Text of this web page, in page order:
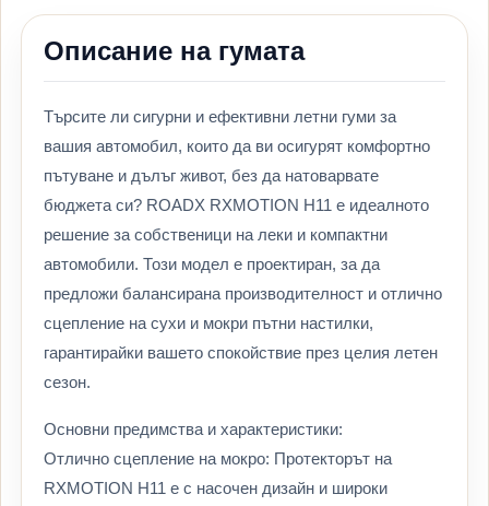
Описание на гумата
Търсите ли сигурни и ефективни летни гуми за
вашия автомобил, които да ви осигурят комфортно
пътуване и дълъг живот, без да натоварвате
бюджета си? ROADX RXMOTION H11 е идеалното
решение за собственици на леки и компактни
автомобили. Този модел е проектиран, за да
предложи балансирана производителност и отлично
сцепление на сухи и мокри пътни настилки,
гарантирайки вашето спокойствие през целия летен
сезон.
Основни предимства и характеристики:
Отлично сцепление на мокро: Протекторът на
RXMOTION H11 е с насочен дизайн и широки